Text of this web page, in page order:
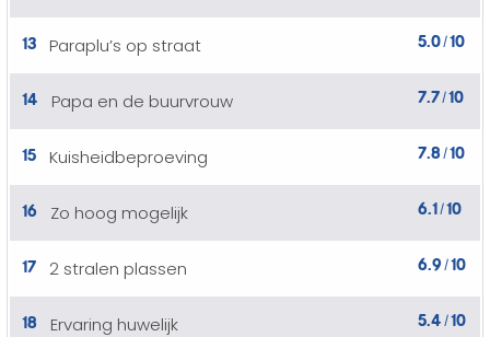
13 Paraplu’s op straat 5.0/10
14 Papa en de buurvrouw 7.7/10
15 Kuisheidbeproeving 7.8/10
16 Zo hoog mogelijk 6.1/10
17 2 stralen plassen 6.9 /10
18 Ervaring huwelijk 5.4 /10